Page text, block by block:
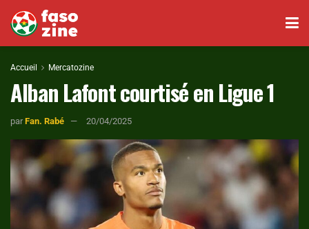
Accueil Mercatozine
Alban Lafont courtisé en Ligue 1
par Fan. Rabé 20/04/2025